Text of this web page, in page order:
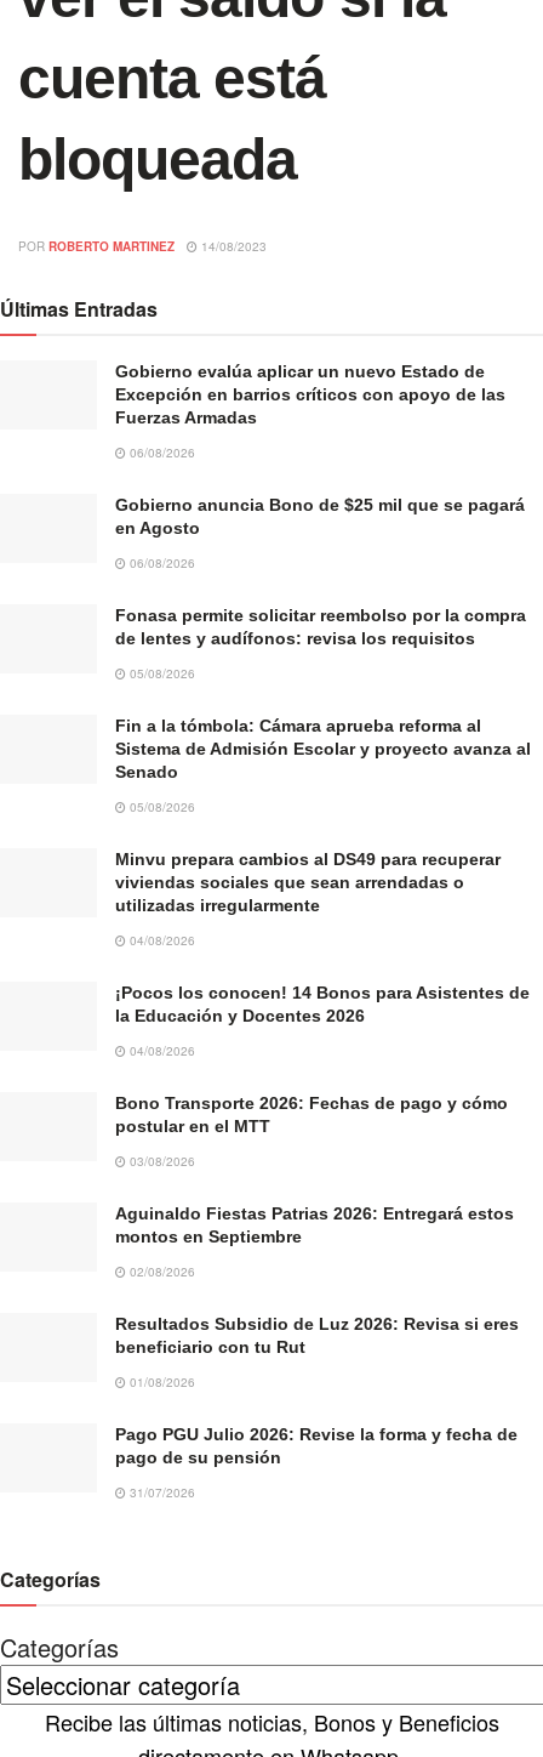
cuenta está
bloqueada
POR ROBERTO MARTINEZ 14/08/2023
Últimas Entradas
Gobierno evalúa aplicar un nuevo Estado de
Excepción en barrios críticos con apoyo de las
Fuerzas Armadas
06/08/2026
Gobierno anuncia Bono de $25 mil que se pagará
en Agosto
06/08/2026
Fonasa permite solicitar reembolso por la compra
de lentes y audífonos: revisa los requisitos
05/08/2026
Fin a la tómbola: Cámara aprueba reforma al
Sistema de Admisión Escolar y proyecto avanza al
Senado
05/08/2026
Minvu prepara cambios al DS49 para recuperar
viviendas sociales que sean arrendadas o
utilizadas irregularmente
04/08/2026
¡Pocos los conocen! 14 Bonos para Asistentes de
la Educación y Docentes 2026
04/08/2026
Bono Transporte 2026: Fechas de pago y cómo
postular en el MTT
03/08/2026
Aguinaldo Fiestas Patrias 2026: Entregará estos
montos en Septiembre
02/08/2026
Resultados Subsidio de Luz 2026: Revisa si eres
beneficiario con tu Rut
01/08/2026
Pago PGU Julio 2026: Revise la forma y fecha de
pago de su pensión
31/07/2026
Categorías
Categorías
Recibe las últimas noticias, Bonos y Beneficios